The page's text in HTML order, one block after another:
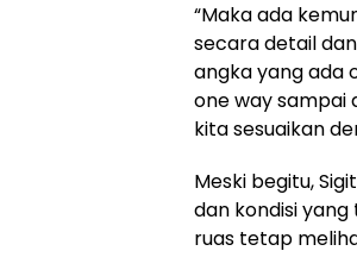
“Maka ada
secara detail
angka yang ada
one way sampai
kita sesuaikan
Meski begitu,
dan kondisi
ruas tetap